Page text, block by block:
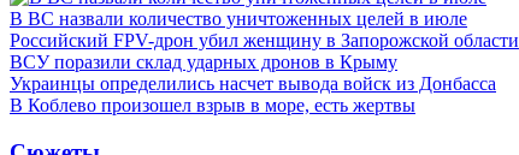
В ВС назвали количество уничтоженных целей в июле
Российский FPV-дрон убил женщину в Запорожской области
ВСУ поразили склад ударных дронов в Крыму
Украинцы определились насчет вывода войск из Донбасса
В Коблево произошел взрыв в море, есть жертвы